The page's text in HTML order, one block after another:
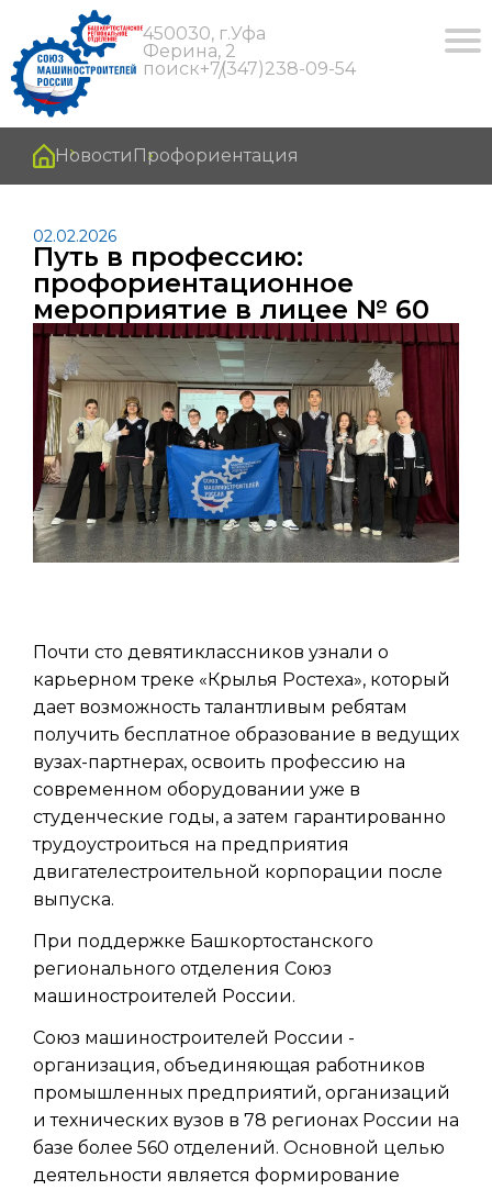
450030, г.Уфа
Ферина, 2
поиск+7(347)238-09-54
Новости Профориентация
02.02.2026
Путь в профессию:
профориентационное
мероприятие в лицее № 60
Почти сто девятиклассников узнали о
карьерном треке «Крылья Ростеха», который
дает возможность талантливым ребятам
получить бесплатное образование в ведущих
вузах-партнерах, освоить профессию на
современном оборудовании уже в
студенческие годы, а затем гарантированно
трудоустроиться на предприятия
двигателестроительной корпорации после
выпуска.
При поддержке Башкортостанского
регионального отделения Союз
машиностроителей России.
Союз машиностроителей России -
организация, объединяющая работников
промышленных предприятий, организаций
и технических вузов в 78 регионах России на
базе более 560 отделений. Основной целью
деятельности является формирование